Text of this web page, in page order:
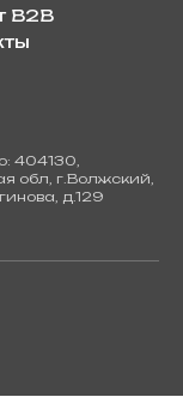
B2B
404130,
обл, г.Волжский,
д.129